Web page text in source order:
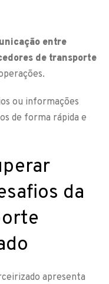
entre
de transporte
ou informações
de forma rápida e
da
apresenta